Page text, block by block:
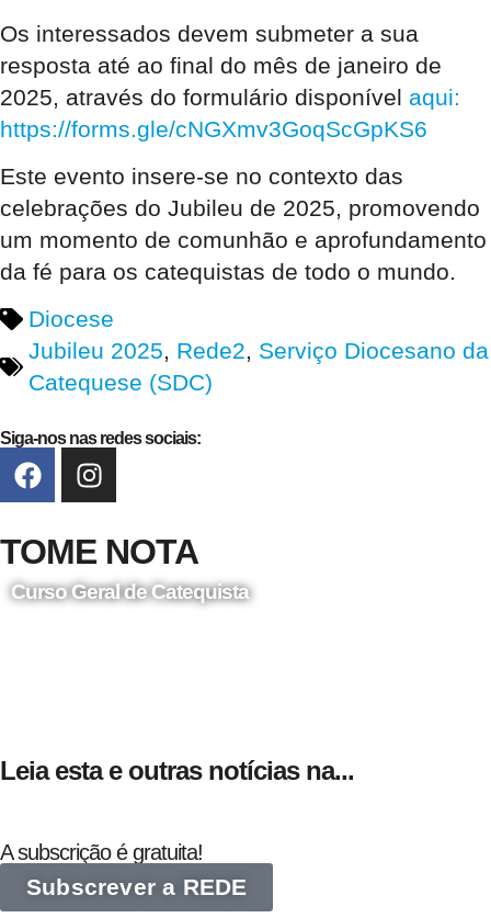
Os interessados devem submeter a sua
resposta até ao final do mês de janeiro de
2025, através do formulário disponível aqui:
https://forms.gle/cNGXmv3GoqScGpKS6
Este evento insere-se no contexto das
celebrações do Jubileu de 2025, promovendo
um momento de comunhão e aprofundamento
da fé para os catequistas de todo o mundo.
Diocese
Jubileu 2025, Rede2, Serviço Diocesano da
Catequese (SDC)
Siga-nos nas redes sociais:
TOME NOTA
Curso Geral de Catequista
Leia esta e outras notícias na...
A subscrição é gratuita!
Subscrever a REDE